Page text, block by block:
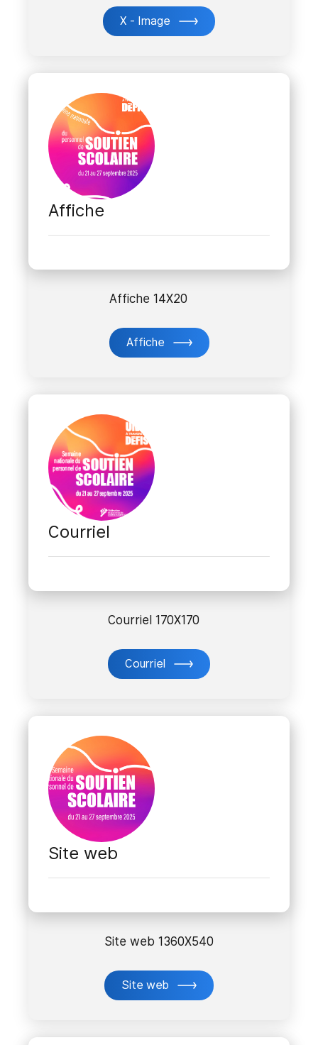
X - Image
Affiche
Affiche 14X20
Affiche
Courriel
Courriel 170X170
Courriel
Site web
Site web 1360X540
Site web